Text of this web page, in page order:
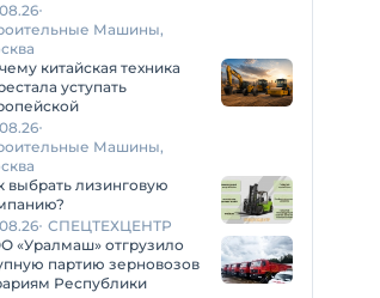
Машины,
китайская техника
уступать
Машины,
выбрать лизинговую
СПЕЦТЕХЦЕНТР
«Уралмаш» отгрузило
партию зерновозов
Республики